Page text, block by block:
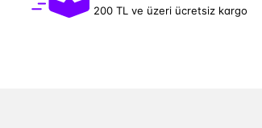
200 TL ve üzeri ücretsiz kargo